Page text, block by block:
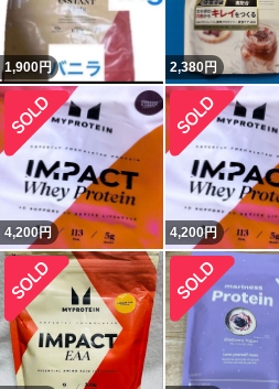
1,900円 2,380円
4,200円 4,200円